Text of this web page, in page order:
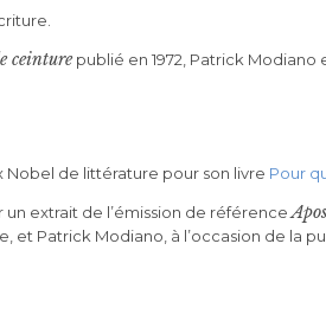
ceinturepublié en 1972, Patrick Modiano
Nobel de littérature pour son livre Pour
un extrait de l’émission de référence
Patrick Modiano, à l’occasion de la